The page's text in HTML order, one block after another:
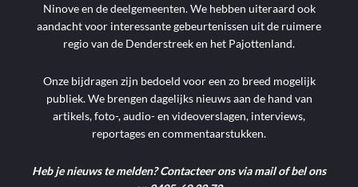
Ninove en de deelgemeenten. We hebben uiteraard ook
aandacht voor interessante gebeurtenissen uit de ruimere
regio van de Denderstreek en het Pajottenland.
Onze bijdragen zijn bedoeld voor een zo breed mogelijk
publiek. We brengen dagelijks nieuws aan de hand van
artikels, foto-, audio- en videoverslagen, interviews,
reportages en commentaarstukken.
Heb je nieuws te melden? Contacteer ons via mail of bel ons